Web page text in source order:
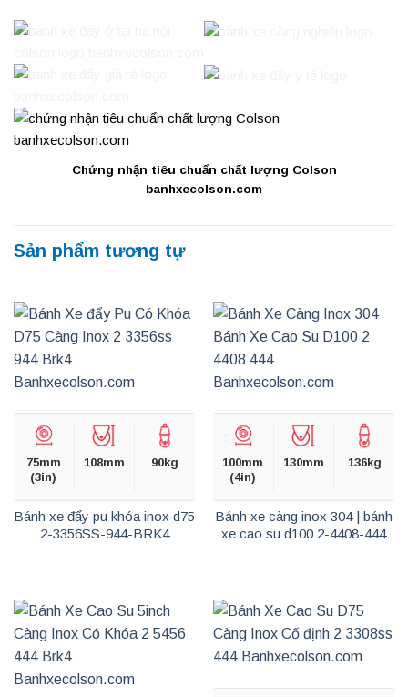
Chứng nhận tiêu chuẩn chất lượng Colson
banhxecolson.com
Sản phẩm tương tự
75mm
(3in)
108mm 90kg
Bánh xe đẩy pu khóa inox d75
2-3356SS-944-BRK4
100mm
(4in)
130mm 136kg
Bánh xe càng inox 304 | bánh
xe cao su d100 2-4408-444